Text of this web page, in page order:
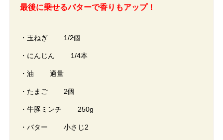
最後に乗せるバターで香りもアップ！
・玉ねぎ 1/2個
・にんじん 1/4本
・油 適量
・たまご 2個
・牛豚ミンチ 250g
・バター 小さじ2